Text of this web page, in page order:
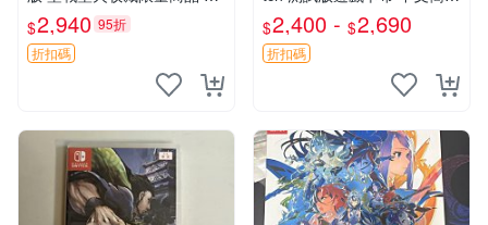
焰 國產 再現版
$2,940 95折
折扣碼
繁體現貨 火焰之紋章 engage
國行外版中文 Switch 測試版
卡帶 現貨 火焰
$2,400 - $2,690
折扣碼